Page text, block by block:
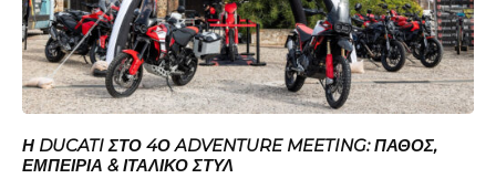
Η DUCATI ΣΤΟ 4Ο ADVENTURE MEETING: ΠΆΘΟΣ,
ΕΜΠΕΙΡΊΑ & ΙΤΑΛΙΚΌ ΣΤΥΛ